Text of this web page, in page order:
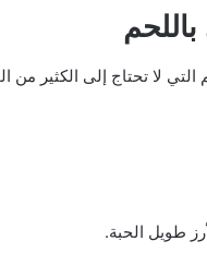
لا تحتاج إلى الكثير من
طويل الحبة.